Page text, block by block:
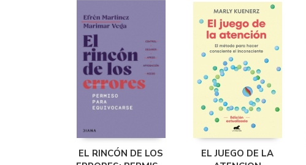
EL RINCÓN DE LOS
EL JUEGO DE LA